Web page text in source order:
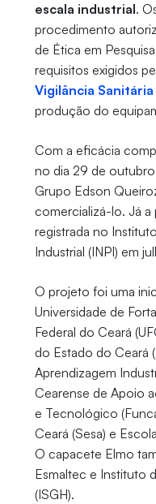
escala industrial.
procedimento
de Ética em
requisitos exigidos
Vigilância Sanitária
produção do
Com a eficácia
no dia 29 de outubro
Grupo Edson
comercializá-lo. Já
registrada no
Industrial (INPI) em
O projeto foi uma
Universidade de
Federal do Ceará
do Estado do Ceará
Aprendizagem
Cearense de Apoio
e Tecnológico
Ceará (Sesa) e
O capacete Elmo
Esmaltec e Instituto
(ISGH).